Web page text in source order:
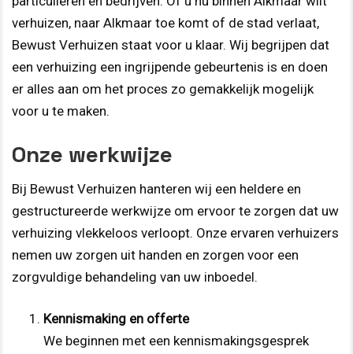
verhuizen, naar Alkmaar toe komt of de stad verlaat,
Bewust Verhuizen staat voor u klaar. Wij begrijpen dat
een verhuizing een ingrijpende gebeurtenis is en doen
er alles aan om het proces zo gemakkelijk mogelijk
voor u te maken.
Onze werkwijze
Bij Bewust Verhuizen hanteren wij een heldere en
gestructureerde werkwijze om ervoor te zorgen dat uw
verhuizing vlekkeloos verloopt. Onze ervaren verhuizers
nemen uw zorgen uit handen en zorgen voor een
zorgvuldige behandeling van uw inboedel.
Kennismaking en offerte
We beginnen met een kennismakingsgesprek